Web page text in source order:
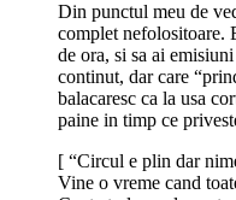
Din punctul meu de
complet nefolositoare.
de ora, si sa ai
continut, dar care
balacaresc ca la usa
paine in timp ce
[ “Circul e plin dar
Vine o vreme cand